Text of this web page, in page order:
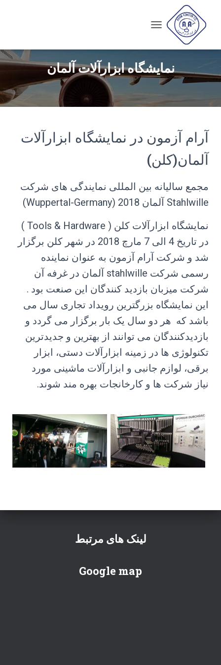
G
L
E
V
A
T
O
نمایشگاه ابزارآلات آلمان
آرام آزمون در نمایشگاه ابزارآلات
آلمان(کلن)
مجمع سالیانه بین المللی نمایندگی های شرکت
Stahlwille آلمان 2018 (Wuppertal-Germany)
نمایشگاه ابزارآلات کلن ( Tools & Hardware )
در تاریخ 4 الی 7 مارچ 2018 در شهر کلن برگزار
شد و شرکت آرام آزمون به عنوان نماینده
رسمی شرکت stahlwille آلمان در غرفه آن
شرکت میزبان بازدید کنندگان این صنعت بود .
این نمایشگاه بزرگترین رویداد تجاری سال می
باشد که هر دو سال یک بار برگزار می گردد و
بازدیدکنندگان می توانند از بهترین و جدیدترین
تکنولوژی ها در زمینه ابزارآلات دستی، ابزار
برقی، لوازم جانبی و ابزارآلات ماشینی مورد
نیاز شرکت ها و کارخانجات بهره مند شوند.
لینک های مرتبط
Google map